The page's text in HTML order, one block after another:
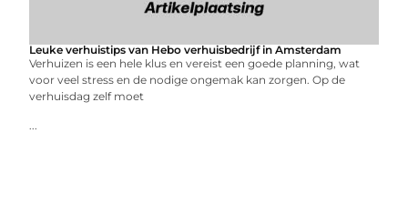
Leuke verhuistips van Hebo verhuisbedrijf in Amsterdam
Verhuizen is een hele klus en vereist een goede planning, wat
voor veel stress en de nodige ongemak kan zorgen. Op de
verhuisdag zelf moet
...